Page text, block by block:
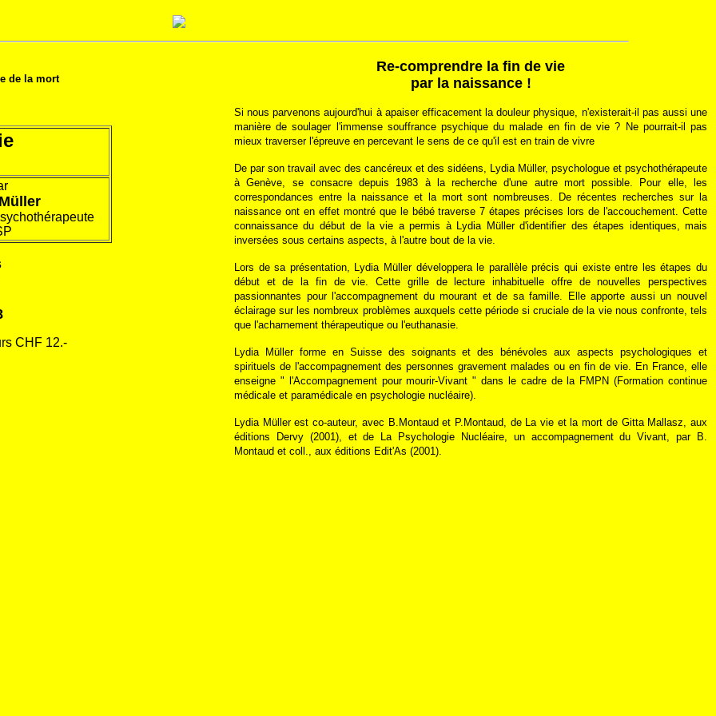
de la mort
CHF 12.-
Re-comprendre la fin de vie
par la naissance !
Si nous parvenons aujourd'hui à apaiser efficacement la douleur physique, n'existerait-il pas aussi une
manière de soulager l'immense souffrance psychique du malade en fin de vie ? Ne pourrait-il pas
mieux traverser l'épreuve en percevant le sens de ce qu'il est en train de vivre
De par son travail avec des cancéreux et des sidéens, Lydia Müller, psychologue et psychothérapeute
à Genève, se consacre depuis 1983 à la recherche d'une autre mort possible. Pour elle, les
correspondances entre la naissance et la mort sont nombreuses. De récentes recherches sur la
naissance ont en effet montré que le bébé traverse 7 étapes précises lors de l'accouchement. Cette
connaissance du début de la vie a permis à Lydia Müller d'identifier des étapes identiques, mais
inversées sous certains aspects, à l'autre bout de la vie.
Lors de sa présentation, Lydia Müller développera le parallèle précis qui existe entre les étapes du
début et de la fin de vie. Cette grille de lecture inhabituelle offre de nouvelles perspectives
passionnantes pour l'accompagnement du mourant et de sa famille. Elle apporte aussi un nouvel
éclairage sur les nombreux problèmes auxquels cette période si cruciale de la vie nous confronte, tels
que l'acharnement thérapeutique ou l'euthanasie.
Lydia Müller forme en Suisse des soignants et des bénévoles aux aspects psychologiques et
spirituels de l'accompagnement des personnes gravement malades ou en fin de vie. En France, elle
enseigne " l'Accompagnement pour mourir-Vivant " dans le cadre de la FMPN (Formation continue
médicale et paramédicale en psychologie nucléaire).
Lydia Müller est co-auteur, avec B.Montaud et P.Montaud, de La vie et la mort de Gitta Mallasz, aux
éditions Dervy (2001), et de La Psychologie Nucléaire, un accompagnement du Vivant, par B.
Montaud et coll., aux éditions Edit'As (2001).